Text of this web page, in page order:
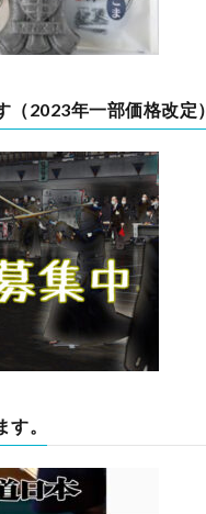
（2023年一部価格改定）
。